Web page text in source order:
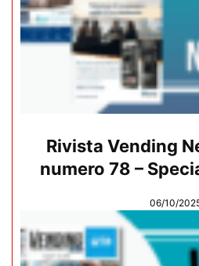
Rivista Vending
numero 78 –
06/10/